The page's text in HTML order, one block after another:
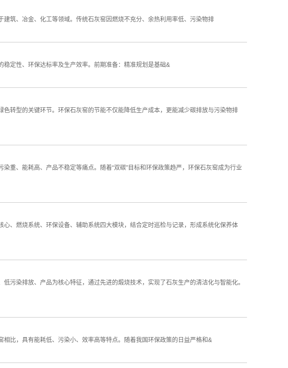
筑、冶金、化工等领域。传统石灰窑因燃烧不充分、余热利用率低、污染物排
定性、环保达标率及生产效率。前期准备：精准规划是基础&
转型的关键环节。环保石灰窑的节能不仅能降低生产成本，更能减少碳排放与污染物排
重、能耗高、产品不稳定等痛点。随着“双碳”目标和环保政策趋严，环保石灰窑成为行业
、燃烧系统、环保设备、辅助系统四大模块，结合定时巡检与记录，形成系统化保养体
污染排放、产品为核心特征，通过先进的煅烧技术，实现了石灰生产的清洁化与智能化。
比，具有能耗低、污染小、效率高等特点。随着我国环保政策的日益严格和&